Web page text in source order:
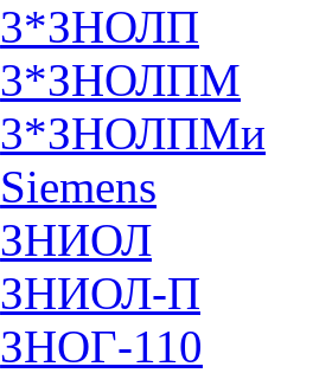
3*ЗНОЛП
3*ЗНОЛПМ
3*ЗНОЛПМи
Siemens
ЗНИОЛ
ЗНИОЛ-П
ЗНОГ-110